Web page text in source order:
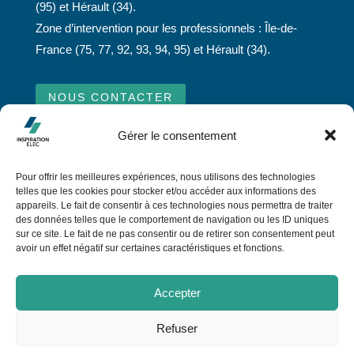
Gérer le consentement
Pour offrir les meilleures expériences, nous utilisons des technologies
telles que les cookies pour stocker et/ou accéder aux informations des
appareils. Le fait de consentir à ces technologies nous permettra de traiter
des données telles que le comportement de navigation ou les ID uniques
sur ce site. Le fait de ne pas consentir ou de retirer son consentement peut
avoir un effet négatif sur certaines caractéristiques et fonctions.
Accepter
Refuser
(95) et Hérault (34).
Zone d’intervention pour les professionnels : Île-de-
France (75, 77, 92, 93, 94, 95) et Hérault (34).
NOUS CONTACTER
2026 Inspiration Elec| Tous droits
réservés |Mentions légales| Politique de confidentialié
|Politique des cookies
RéalisationLes Couturiers de la Com’